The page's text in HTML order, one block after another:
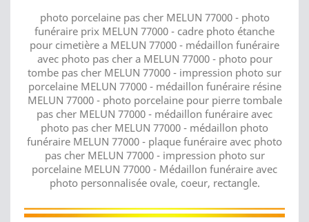
photo porcelaine pas cher MELUN 77000 - photo
funéraire prix MELUN 77000 - cadre photo étanche
pour cimetière a MELUN 77000 - médaillon funéraire
avec photo pas cher a MELUN 77000 - photo pour
tombe pas cher MELUN 77000 - impression photo sur
porcelaine MELUN 77000 - médaillon funéraire résine
MELUN 77000 - photo porcelaine pour pierre tombale
pas cher MELUN 77000 - médaillon funéraire avec
photo pas cher MELUN 77000 - médaillon photo
funéraire MELUN 77000 - plaque funéraire avec photo
pas cher MELUN 77000 - impression photo sur
porcelaine MELUN 77000 - Médaillon funéraire avec
photo personnalisée ovale, coeur, rectangle.